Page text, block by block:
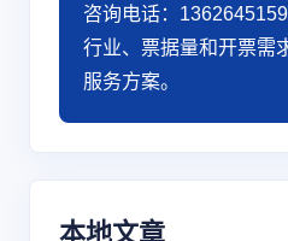
咨询电话：
行业、票据量和开票需
服务方案。
本地文章